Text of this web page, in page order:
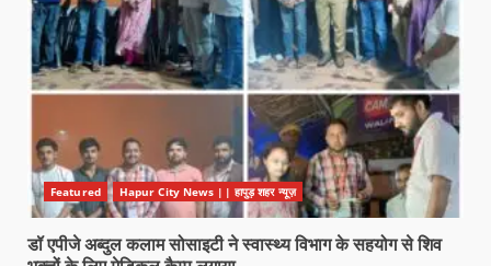
Featured Hapur City News || हापुड़ शहर न्यूज़
डॉ एपीजे अब्दुल कलाम सोसाइटी ने स्वास्थ्य विभाग के सहयोग से शिव